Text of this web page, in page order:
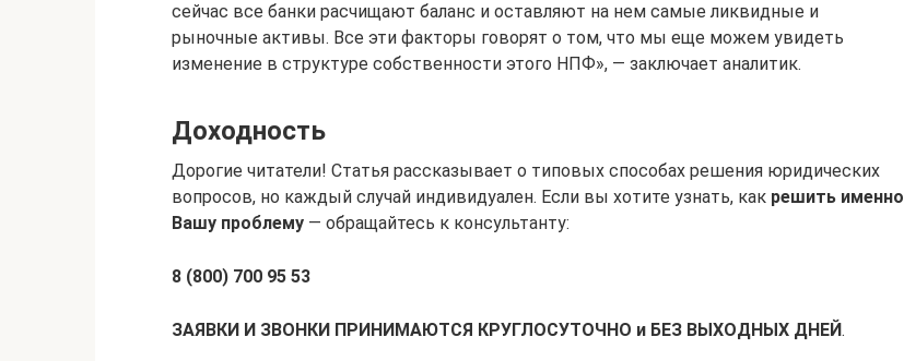
сейчас все банки расчищают баланс и оставляют на нем самые ликвидные и
рыночные активы. Все эти факторы говорят о том, что мы еще можем увидеть
изменение в структуре собственности этого НПФ», — заключает аналитик.
Доходность
Дорогие читатели! Статья рассказывает о типовых способах решения юридических
вопросов, но каждый случай индивидуален. Если вы хотите узнать, как решить именно
Вашу проблему — обращайтесь к консультанту:
8 (800) 700 95 53
ЗАЯВКИ И ЗВОНКИ ПРИНИМАЮТСЯ КРУГЛОСУТОЧНО и БЕЗ ВЫХОДНЫХ ДНЕЙ.